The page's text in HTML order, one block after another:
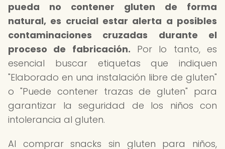
pueda no contener gluten de forma
natural, es crucial estar alerta a posibles
contaminaciones cruzadas durante el
proceso de fabricación. Por lo tanto, es
esencial buscar etiquetas que indiquen
"Elaborado en una instalación libre de gluten"
o "Puede contener trazas de gluten" para
garantizar la seguridad de los niños con
intolerancia al gluten.
Al comprar snacks sin gluten para niños,